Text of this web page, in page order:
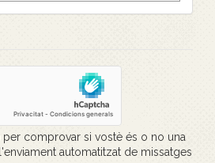
per comprovar si vostè és o no una
automatitzat de missatges